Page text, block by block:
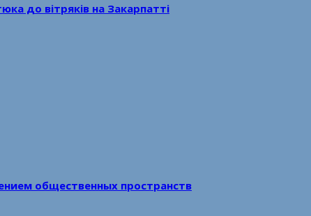
до вітряків на Закарпатті
общественных пространств